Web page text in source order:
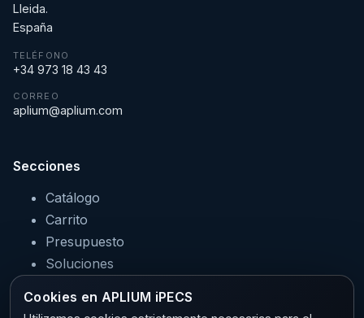
Lleida.
España
TELÉFONO
+34 973 18 43 43
CORREO
aplium@aplium.com
Secciones
Catálogo
Carrito
Presupuesto
Soluciones
Sectores
Cookies en APLIUM iPECS